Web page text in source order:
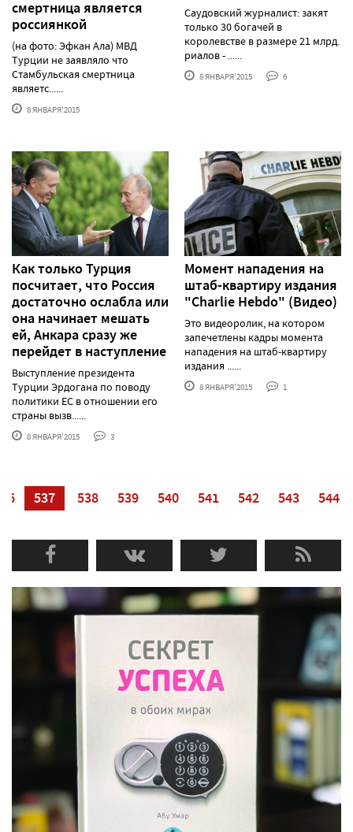
смертница является
россиянкой
(на фото: Эфкан Ала) МВД
Турции не заявляло что
Стамбульская смертница
являетс......
8 ЯНВАРЯ'2015
Саудовский журналист: закят
только 30 богачей в
королевстве в размере 21 млрд.
риалов - ......
8 ЯНВАРЯ'2015 6
Как только Турция
посчитает, что Россия
достаточно ослабла или
она начинает мешать
ей, Анкара сразу же
перейдет в наступление
Выступление президента
Турции Эрдогана по поводу
политики ЕС в отношении его
страны вызв......
8 ЯНВАРЯ'2015 3
Момент нападения на
штаб-квартиру издания
"Charlie Hebdo" (Видео)
Это видеоролик, на котором
запечетлены кадры момента
нападения на штаб-квартиру
издания ......
8 ЯНВАРЯ'2015 1
537 538 539 540 541 542 543 544